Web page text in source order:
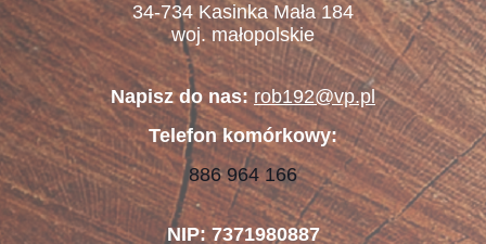
34-734 Kasinka Mała 184
woj. małopolskie
Napisz do nas: rob192@vp.pl
Telefon komórkowy:
886 964 166
NIP: 7371980887